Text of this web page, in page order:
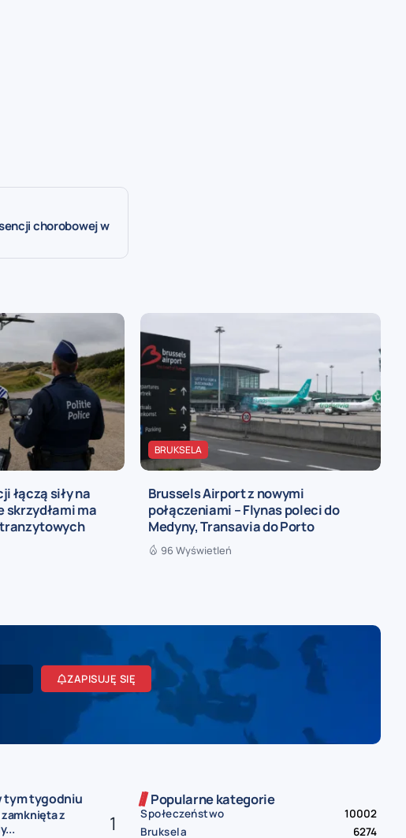
chorobowej w
łączą siły na
skrzydłami ma
BRUKSELA
Brussels Airport z nowymi
połączeniami – Flynas poleci do
Medyny, Transavia do Porto
96 Wyświetleń
ZAPISUJĘ SIĘ
tym tygodniu
z
Popularne kategorie
Społeczeństwo
10002
Bruksela
6274